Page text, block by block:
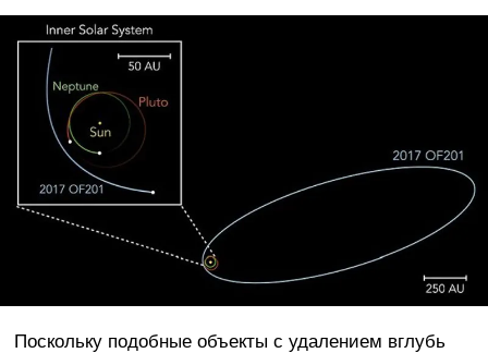
Поскольку подобные объекты с удалением вглубь